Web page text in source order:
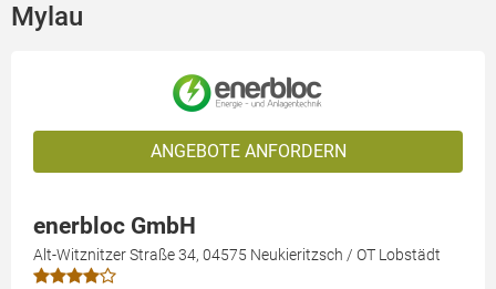
Mylau
ANGEBOTE ANFORDERN
enerbloc GmbH
Alt-Witznitzer Straße 34, 04575 Neukieritzsch / OT Lobstädt